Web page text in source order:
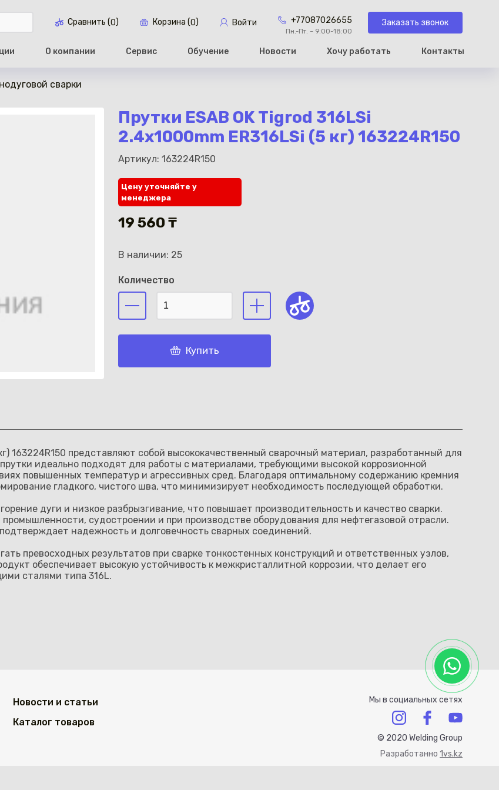
Сравнить (0) Корзина (0) Войти +77087026655
Пн.-Пт. – 9:00-18:00
Заказать звонок
О компании Сервис Обучение Новости Хочу работать Контакты
сварки
Прутки ESAB OK Tigrod 316LSi
2.4x1000mm ER316LSi (5 кг) 163224R150
Артикул: 163224R150
Цену уточняйте у
менеджера
19 560 ₸
В наличии: 25
Количество
Купить
163224R150 представляют собой высококачественный сварочный материал, разработанный для
идеально подходят для работы с материалами, требующими высокой коррозионной
повышенных температур и агрессивных сред. Благодаря оптимальному содержанию кремния
гладкого, чистого шва, что минимизирует необходимость последующей обработки.
дуги и низкое разбрызгивание, что повышает производительность и качество сварки.
судостроении и при производстве оборудования для нефтегазовой отрасли.
надежность и долговечность сварных соединений.
превосходных результатов при сварке тонкостенных конструкций и ответственных узлов,
обеспечивает высокую устойчивость к межкристаллитной коррозии, что делает его
сталями типа 316L.
Новости и статьи
Каталог товаров
Мы в социальных сетях
© 2020 Welding Group
Разработанно 1vs.kz